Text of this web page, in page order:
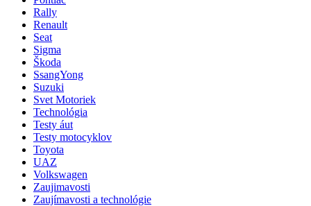
Rally
Renault
Seat
Sigma
Škoda
SsangYong
Suzuki
Svet Motoriek
Technológia
Testy áut
Testy motocyklov
Toyota
UAZ
Volkswagen
Zaujimavosti
Zaujímavosti a technológie